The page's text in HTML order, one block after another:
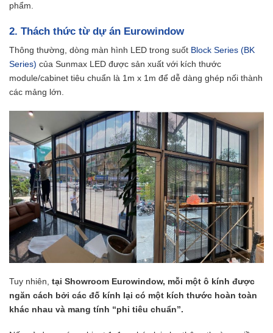
phẩm.
2. Thách thức từ dự án Eurowindow
Thông thường, dòng màn hình LED trong suốt Block Series (BK
Series) của Sunmax LED được sản xuất với kích thước
module/cabinet tiêu chuẩn là 1m x 1m để dễ dàng ghép nối thành
các mảng lớn.
Tuy nhiên, tại Showroom Eurowindow, mỗi một ô kính được
ngăn cách bởi các đố kính lại có một kích thước hoàn toàn
khác nhau và mang tính “phi tiêu chuẩn”.